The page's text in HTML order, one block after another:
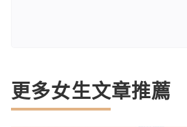
更多女生文章推薦